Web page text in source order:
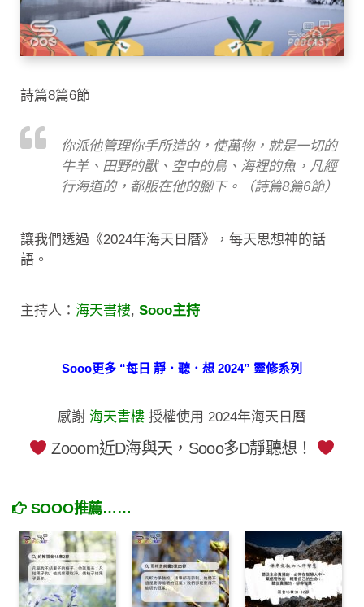
詩篇8篇6節
你派他管理你手所造的，使萬物，就是一切的
牛羊、田野的獸、空中的鳥、海裡的魚，凡經
行海道的，都服在他的腳下。（詩篇8篇6節）
讓我們透過《2024年海天日曆》，每天思想神的話
語。
主持人： 海天書樓, Sooo主持
Sooo更多 “每日 靜．聽．想 2024” 靈修系列
感謝 海天書樓 授權使用 2024年海天日曆
Zooom近D海與天，Sooo多D靜聽想！
SOOO推薦……